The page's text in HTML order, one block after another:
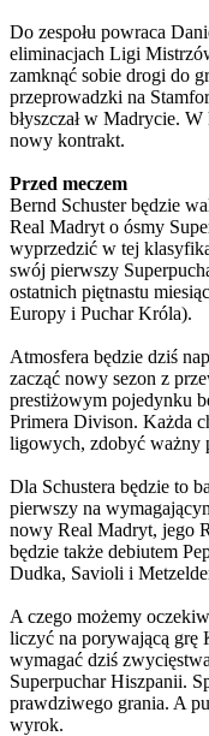
Do zespołu powraca
eliminacjach Ligi
zamknąć sobie drogi do
przeprowadzki na
błyszczał w Madrycie.
nowy kontrakt.
Przed meczem
Bernd Schuster będzie
Real Madryt o ósmy
wyprzedzić w tej
swój pierwszy
ostatnich piętnastu
Europy i Puchar Króla).
Atmosfera będzie dziś
zacząć nowy sezon z
prestiżowym pojedynku
Primera Divison. Każda
ligowych, zdobyć ważny
Dla Schustera będzie to
pierwszy na
nowy Real Madryt, jego
będzie także debiutem
Dudka, Savioli i
A czego możemy
liczyć na porywającą grę
wymagać dziś
Superpuchar Hiszpanii.
prawdziwego grania. A
wyrok.